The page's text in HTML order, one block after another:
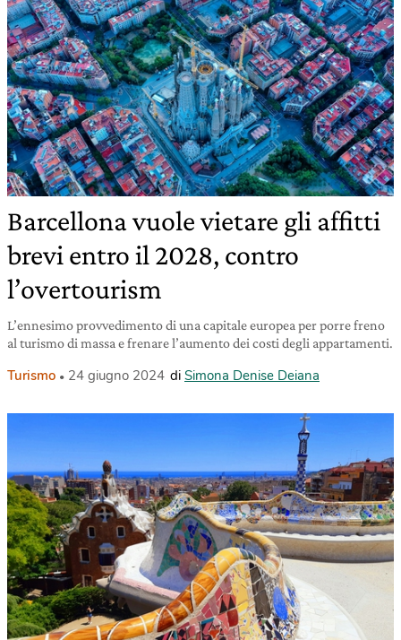
Barcellona vuole vietare gli affitti
brevi entro il 2028, contro
l’overtourism
L’ennesimo provvedimento di una capitale europea per porre freno
al turismo di massa e frenare l’aumento dei costi degli appartamenti.
Turismo 24 giugno 2024 di Simona Denise Deiana